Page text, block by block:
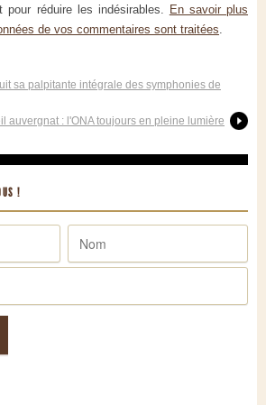
réduire les indésirables. En savoir plus
de vos commentaires sont traitées
sa palpitante intégrale des symphonies de
auvergnat : l'ONA toujours en pleine lumière
!